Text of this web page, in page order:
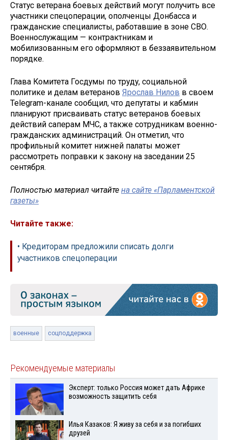
Статус ветерана боевых действий могут получить все
участники спецоперации, ополченцы Донбасса и
гражданские специалисты, работавшие в зоне СВО.
Военнослужащим — контрактникам и
мобилизованным его оформляют в беззаявительном
порядке.
Глава Комитета Госдумы по труду, социальной
политике и делам ветеранов Ярослав Нилов в своем
Telegram-канале сообщил, что депутаты и кабмин
планируют присваивать статус ветеранов боевых
действий саперам МЧС, а также сотрудникам военно-
гражданских администраций. Он отметил, что
профильный комитет нижней палаты может
рассмотреть поправки к закону на заседании 25
сентября.
Полностью материал читайте на сайте «Парламентской
газеты»
Читайте также:
• Кредиторам предложили списать долги
участников спецоперации
военные соцподдержка
Рекомендуемые материалы
Эксперт: только Россия может дать Африке
возможность защитить себя
Илья Казаков: Я живу за себя и за погибших
друзей